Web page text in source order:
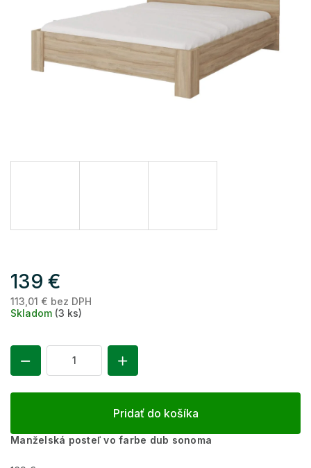
139 €
113,01 € bez DPH
Skladom (3 ks)
Pridať do košíka
Manželská posteľ vo farbe dub sonoma